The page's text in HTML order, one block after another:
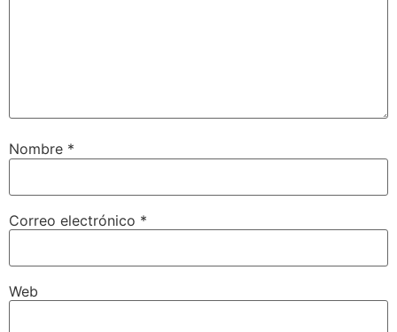
Nombre *
Correo electrónico *
Web